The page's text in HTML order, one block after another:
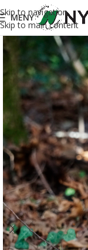
Skip to navigation
Skip to main content
MENY